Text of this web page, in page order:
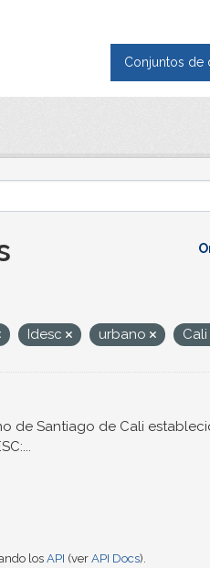
Conjuntos de
Idesc urbano Cali
de Santiago de Cali
los API (ver API Docs).